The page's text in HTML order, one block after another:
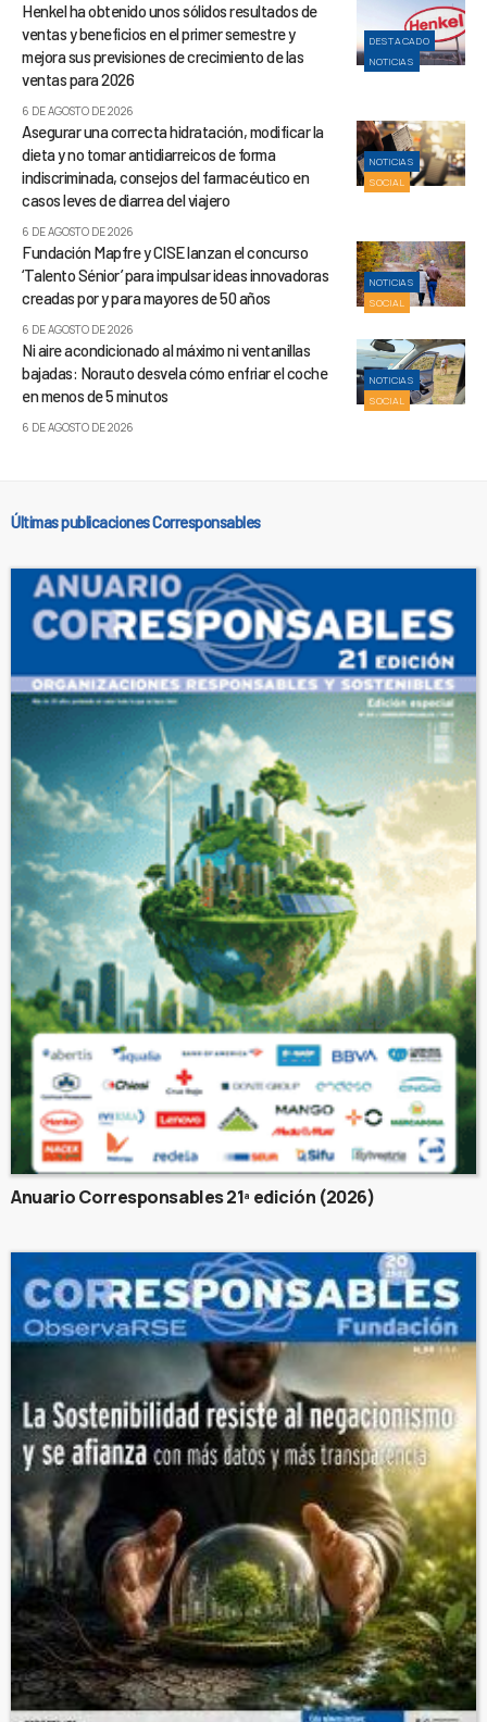
DESTACADO
NOTICIAS
Henkel ha obtenido unos sólidos resultados de
ventas y beneficios en el primer semestre y
mejora sus previsiones de crecimiento de las
ventas para 2026
6 DE AGOSTO DE 2026
NOTICIAS
SOCIAL
Asegurar una correcta hidratación, modificar la
dieta y no tomar antidiarreicos de forma
indiscriminada, consejos del farmacéutico en
casos leves de diarrea del viajero
6 DE AGOSTO DE 2026
NOTICIAS
SOCIAL
Fundación Mapfre y CISE lanzan el concurso
‘Talento Sénior’ para impulsar ideas innovadoras
creadas por y para mayores de 50 años
6 DE AGOSTO DE 2026
NOTICIAS
SOCIAL
Ni aire acondicionado al máximo ni ventanillas
bajadas: Norauto desvela cómo enfriar el coche
en menos de 5 minutos
6 DE AGOSTO DE 2026
Últimas publicaciones Corresponsables
Anuario Corresponsables 21ª edición (2026)